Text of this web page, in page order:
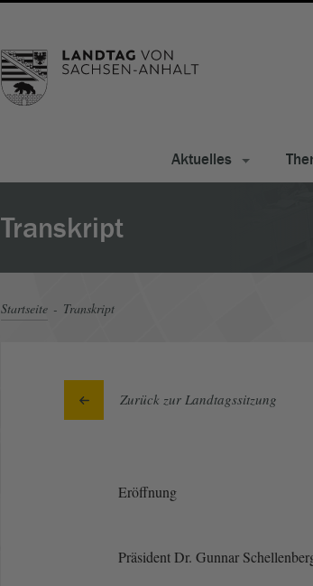
Aktuelles
Transkript
Startseite Transkript
Zurück zur Landtagssitzung
Eröffnung
Präsident Dr. Gunnar